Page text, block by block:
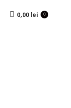
0,00 lei 0